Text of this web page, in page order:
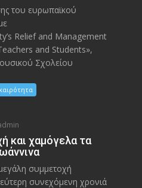
του ευρωπαϊκού
Relief and Management
and Students»,
Σχολείου
και χαμόγελα τα
μεγάλη συμμετοχή
συνεχόμενη χρονιά